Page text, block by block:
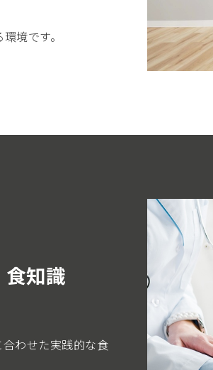
境です。
食知識
わせた実践的な食